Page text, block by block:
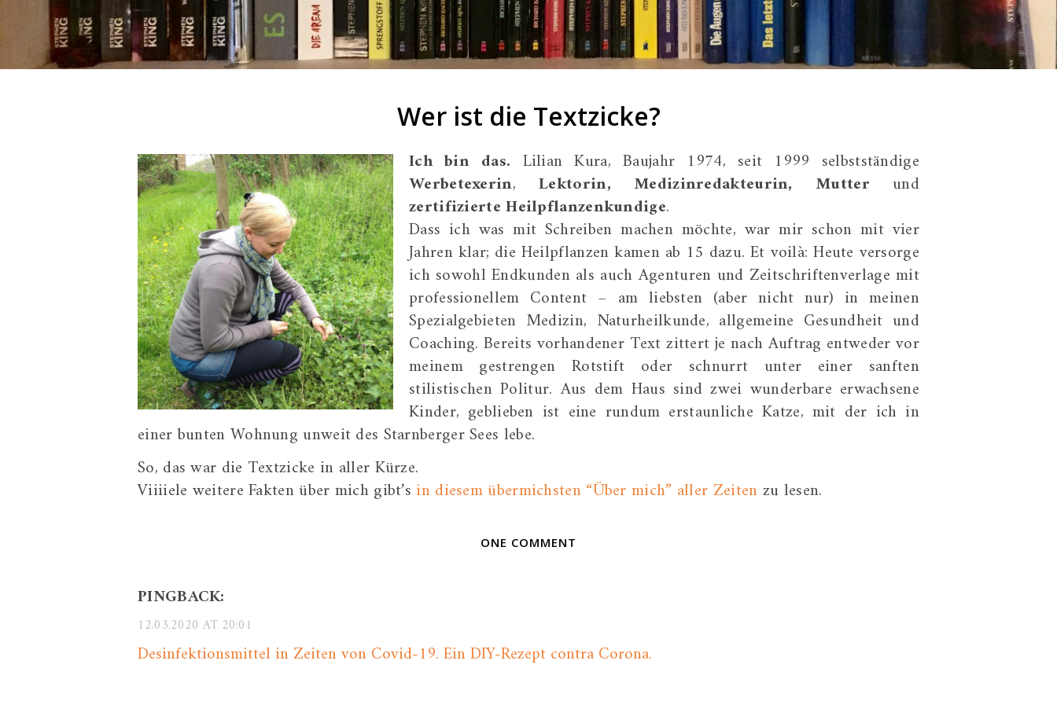
Wer ist die Textzicke?
Ich bin das. Lilian Kura, Baujahr 1974, seit 1999 selbstständige
Werbetexerin,Lektorin, Medizinredakteurin, Mutter und
zertifizierte Heilpflanzenkundige.
Dass ich was mit Schreiben machen möchte, war mir schon mit vier
Jahren klar; die Heilpflanzen kamen ab 15 dazu. Et voilà: Heute versorge
ich sowohl Endkunden als auch Agenturen und Zeitschriftenverlage mit
professionellem Content – am liebsten (aber nicht nur) in meinen
Spezialgebieten Medizin, Naturheilkunde, allgemeine Gesundheit und
Coaching. Bereits vorhandener Text zittert je nach Auftrag entweder vor
meinem gestrengen Rotstift oder schnurrt unter einer sanften
stilistischen Politur. Aus dem Haus sind zwei wunderbare erwachsene
Kinder, geblieben ist eine rundum erstaunliche Katze, mit der ich in
einer bunten Wohnung unweit des Starnberger Sees lebe.
So, das war die Textzicke in aller Kürze.
Viiiiele weitere Fakten über mich gibt’s in diesem übermichsten “Über mich” aller Zeitenzu lesen.
ONE COMMENT
PINGBACK:
12.03.2020 AT 20:01
Desinfektionsmittel in Zeiten von Covid-19. Ein DIY-Rezept contra Corona.